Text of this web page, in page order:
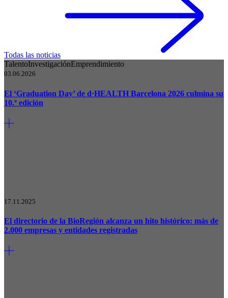
Todas las noticias
TalentoInvestigaciónEmprendimiento
03.06.2026
El ‘Graduation Day’ de d·HEALTH Barcelona 2026 culmina su
10.ª edición
17.11.2025
El directorio de la BioRegión alcanza un hito histórico: más de
2.000 empresas y entidades registradas